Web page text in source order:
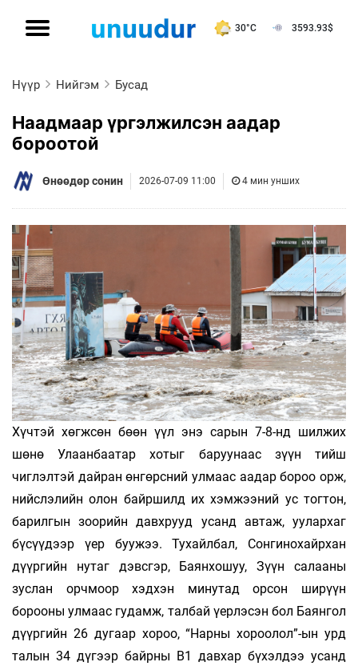
30°C 3593.93$
Нүүр Нийгэм Бусад
Наадмаар үргэлжилсэн аадар
бороотой
Өнөөдөр сонин 2026-07-09 11:00 4 мин унших
Хүчтэй хөгжсөн бөөн үүл энэ сарын 7-8-нд шилжих
шөнө Улаанбаатар хотыг баруунаас зүүн тийш
чиглэлтэй дайран өнгөрсний улмаас аадар бороо орж,
нийслэлийн олон байршилд их хэмжээний ус тогтон,
барилгын зоорийн давхрууд усанд автаж, уулархаг
бүсүүдээр үер буужээ. Тухайлбал, Сонгинохайрхан
дүүргийн нутаг дэвсгэр, Баянхошуу, Зүүн салааны
зуслан орчмоор хэдхэн минутад орсон ширүүн
борооны улмаас гудамж, талбай үерлэсэн бол Баянгол
дүүргийн 26 дугаар хороо, “Нарны хороолол”-ын урд
талын 34 дүгээр байрны В1 давхар бүхэлдээ усанд